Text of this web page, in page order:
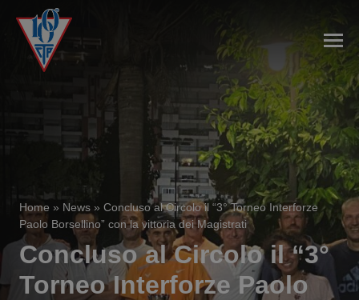
Home » News » Concluso al Circolo il “3° Torneo Interforze
Paolo Borsellino” con la vittoria dei Magistrati
Concluso al Circolo il “3°
Torneo Interforze Paolo